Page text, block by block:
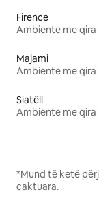
Firence
Ambiente me qira
Majami
Ambiente me qira
Siatëll
Ambiente me qira
*Mund të ketë
caktuara.